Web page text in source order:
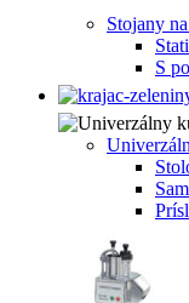
Stojany
S